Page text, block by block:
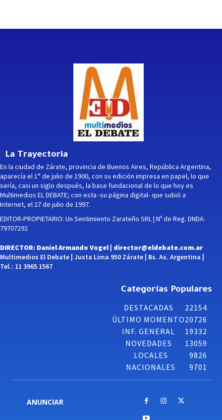
La Trayectoria
En la ciudad de Zárate, provincia de Buenos Aires, República Argentina,
aparecía el 1° de julio de 1900, con su edición impresa en papel, lo que
sería, casi un siglo después, la base fundacional de lo que hoy es
Multimedios EL DEBATE; con esta -su página digital- que subió a
Internet, el 27 de julio de 1997.
EDITOR-PROPIETARIO: Un Sentimiento Zarateño SRL | Nº de Reg. DNDA:
79707292
DIRECTOR: Daniel Armando Vogel | director@eldebate.com.ar
Multimedios El Debate | Justa Lima 950 Zárate | Bs. As. Argentina |
Tel.: 11 3965 1567
Categorías Populares
DESTACADAS
22154
ÚLTIMO MOMENTO20726
INF. GENERAL
19332
NOVEDADES
13059
LOCALES
9826
NACIONALES
9701
ANUNCIAR